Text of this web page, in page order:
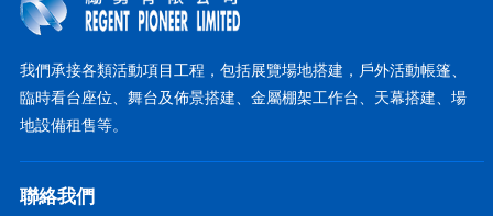
我們承接各類活動項目工程，包括展覽場地搭建，戶外活動帳篷、
臨時看台座位、舞台及佈景搭建、金屬棚架工作台、天幕搭建、場
地設備租售等。
聯絡我們